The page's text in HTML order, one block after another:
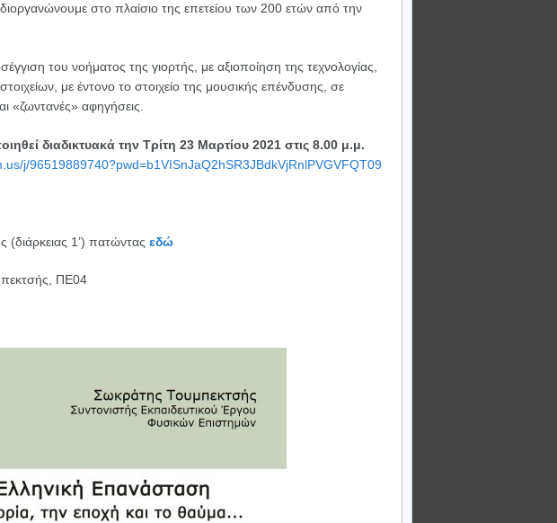
στο πλαίσιο της επετείου των 200 ετών από την
του νοήματος της γιορτής, με αξιοποίηση της τεχνολογίας,
με έντονο το στοιχείο της μουσικής επένδυσης, σε
«ζωντανές» αφηγήσεις.
διαδικτυακά την Τρίτη 23 Μαρτίου 2021 στις 8.00 μ.μ.
j/96519889740?pwd=b1VISnJaQ2hSR3JBdkVjRnlPVGVFQT09
(διάρκειας 1’) πατώντας εδώ
ΠΕ04